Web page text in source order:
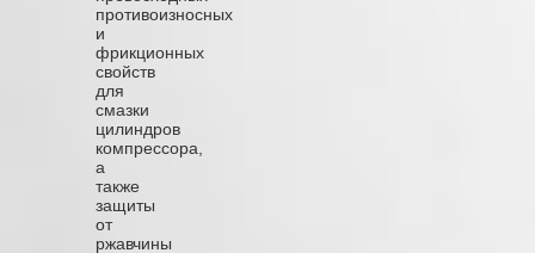
противоизносных
и
фрикционных
свойств
для
смазки
цилиндров
компрессора,
а
также
защиты
от
ржавчины